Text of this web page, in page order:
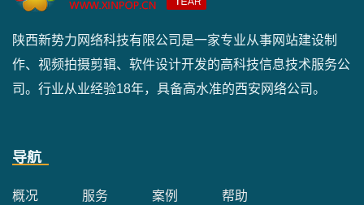
陕西新势力网络科技有限公司是一家专业从事网站建设制
作、视频拍摄剪辑、软件设计开发的高科技信息技术服务公
司。行业从业经验18年，具备高水准的西安网络公司。
导航
概况 服务 案例 帮助